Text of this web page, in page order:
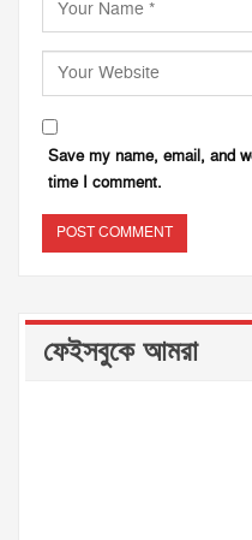
Save my name, email, and
time I comment.
ফেইসবুকে আমরা